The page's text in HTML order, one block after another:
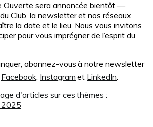
Ouverte sera annoncée bientôt —
Club, la newsletter et nos réseaux
la date et le lieu. Nous vous invitons
pour vous imprégner de l’esprit du
abonnez-vous à notre newsletter
Facebook, Instagram et LinkedIn.
d'articles sur ces thèmes :
2025